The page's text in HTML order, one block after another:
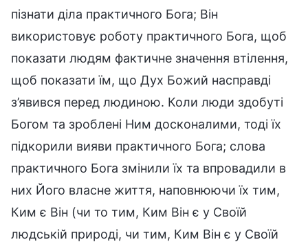
пізнати діла практичного Бога; Він
використовує роботу практичного Бога, щоб
показати людям фактичне значення втілення,
щоб показати їм, що Дух Божий насправді
з’явився перед людиною. Коли люди здобуті
Богом та зроблені Ним досконалими, тоді їх
підкорили вияви практичного Бога; слова
практичного Бога змінили їх та впровадили в
них Його власне життя, наповнюючи їх тим,
Ким є Він (чи то тим, Ким Він є у Своїй
людській природі, чи тим, Ким Він є у Своїй